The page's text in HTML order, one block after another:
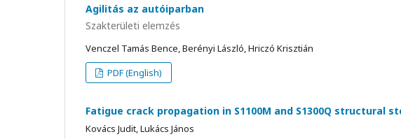
Agilitás az autóiparban
Szakterületi elemzés
Venczel Tamás Bence, Berényi László, Hriczó Krisztián
PDF (English)
Fatigue crack propagation in S1100M and S1300Q structural
Kovács Judit, Lukács János